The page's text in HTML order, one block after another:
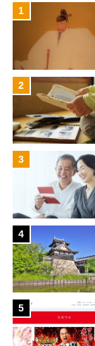
1
2
3
4
5